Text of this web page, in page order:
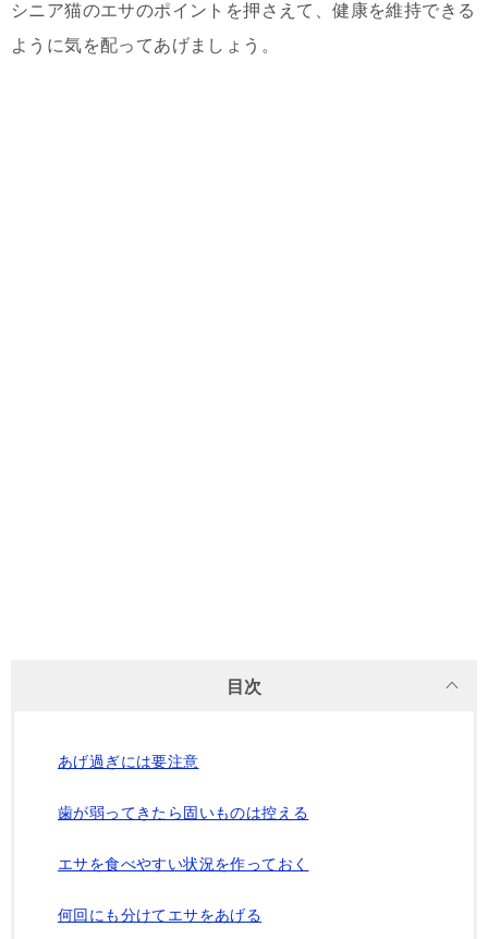
シニア猫のエサのポイントを押さえて、健康を維持できる
ように気を配ってあげましょう。
目次
あげ過ぎには要注意
歯が弱ってきたら固いものは控える
エサを食べやすい状況を作っておく
何回にも分けてエサをあげる